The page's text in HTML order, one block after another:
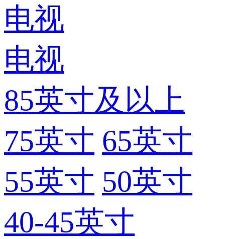
电视
电视
85英寸及以上
75英寸 65英寸
55英寸 50英寸
40-45英寸